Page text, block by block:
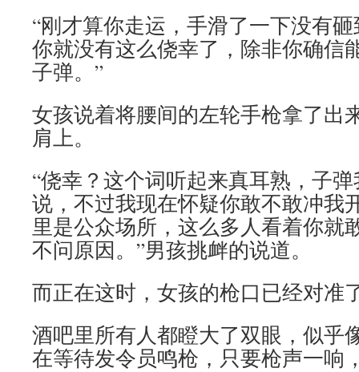
“刚才算你走运，手滑了一下没有
你就没有这么侥幸了，除非你确信
子弹。”
女孩说着将腰间的左轮手枪拿了出
肩上。
“侥幸？这个词听起来真耳熟，子
说，不过我现在怀疑你敢不敢冲我
里是公众场所，这么多人看着你就
不问原因。”男孩挑衅的说道。
而正在这时，女孩的枪口已经对准
酒吧里所有人都瞪大了双眼，似乎
在等待发令员鸣枪，只要枪声一响